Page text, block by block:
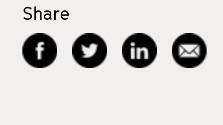
Share